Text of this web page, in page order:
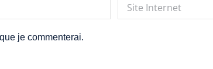
je commenterai.